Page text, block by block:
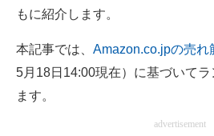
エレクトロニクス専門サイト
電子設計の基本と応用
エネルギーの専門メディア
もに紹介します。
本記事では、 Amazon.co.jpの売れ
5月18日14:00現在）に基づいて
ます。
advertisement